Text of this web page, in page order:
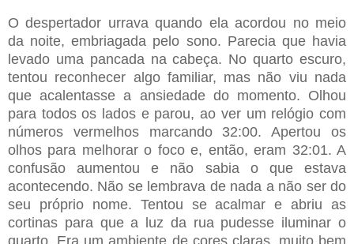
O despertador urrava quando ela acordou no meio
da noite, embriagada pelo sono. Parecia que havia
levado uma pancada na cabeça. No quarto escuro,
tentou reconhecer algo familiar, mas não viu nada
que acalentasse a ansiedade do momento. Olhou
para todos os lados e parou, ao ver um relógio com
números vermelhos marcando 32:00. Apertou os
olhos para melhorar o foco e, então, eram 32:01. A
confusão aumentou e não sabia o que estava
acontecendo. Não se lembrava de nada a não ser do
seu próprio nome. Tentou se acalmar e abriu as
cortinas para que a luz da rua pudesse iluminar o
quarto. Era um ambiente de cores claras, muito bem